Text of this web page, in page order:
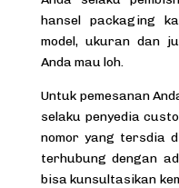
hansel packaging
model, ukuran dan
Anda mau loh.
Untuk pemesanan
selaku penyedia
nomor yang tersdia
terhubung dengan
bisa kunsultasikan